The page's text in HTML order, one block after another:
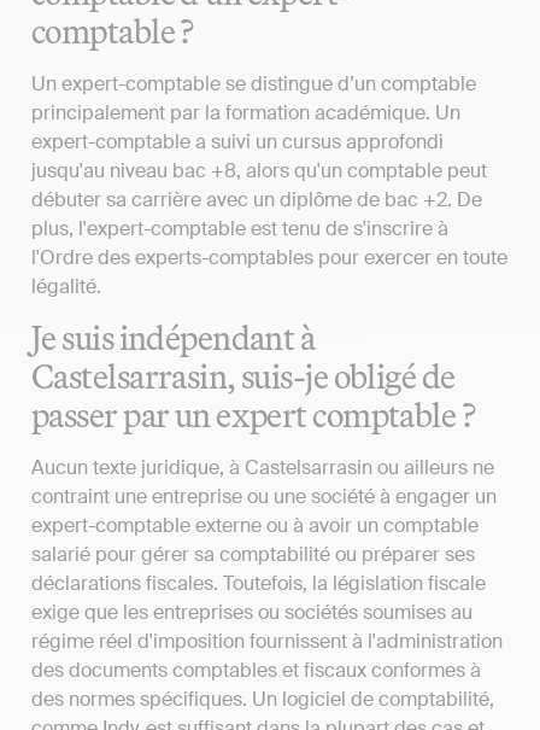
comptable ?
Un expert-comptable se distingue d’un comptable
principalement par la formation académique. Un
expert-comptable a suivi un cursus approfondi
jusqu'au niveau bac +8, alors qu'un comptable peut
débuter sa carrière avec un diplôme de bac +2. De
plus, l'expert-comptable est tenu de s'inscrire à
l'Ordre des experts-comptables pour exercer en toute
légalité.
Je suis indépendant à
Castelsarrasin, suis-je obligé de
passer par un expert comptable ?
Aucun texte juridique, à Castelsarrasin ou ailleurs ne
contraint une entreprise ou une société à engager un
expert-comptable externe ou à avoir un comptable
salarié pour gérer sa comptabilité ou préparer ses
déclarations fiscales. Toutefois, la législation fiscale
exige que les entreprises ou sociétés soumises au
régime réel d'imposition fournissent à l'administration
des documents comptables et fiscaux conformes à
des normes spécifiques. Un logiciel de comptabilité,